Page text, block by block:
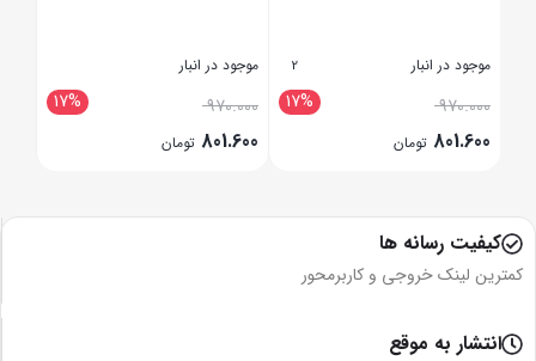
موجود در انبار 2
17% 970.000
801.600 تومان
موجود در انبار
17% 970.000
801.600 تومان
کیفیت رسانه ها
کمترین لینک خروجی و کاربرمحور
انتشار به موقع